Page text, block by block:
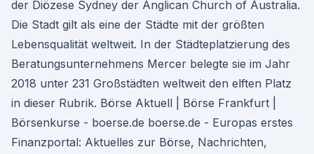
der Diözese Sydney der Anglican Church of Australia.
Die Stadt gilt als eine der Städte mit der größten
Lebensqualität weltweit. In der Städteplatzierung des
Beratungsunternehmens Mercer belegte sie im Jahr
2018 unter 231 Großstädten weltweit den elften Platz
in dieser Rubrik. Börse Aktuell | Börse Frankfurt |
Börsenkurse - boerse.de boerse.de - Europas erstes
Finanzportal: Aktuelles zur Börse, Nachrichten,